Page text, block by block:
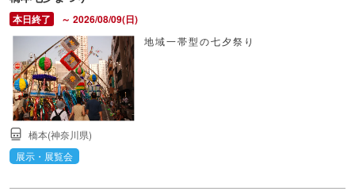
～ 2026/08/09(日)
地域一帯型の七夕祭り
橋本(神奈川県)
展示・展覧会